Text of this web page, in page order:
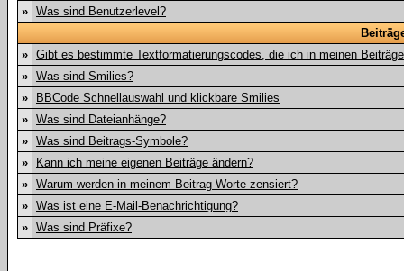
» Was sind Benutzerlevel?
» Gibt es bestimmte Textformatierungscodes, die ich in meinen
» Was sind Smilies?
»
BBCode Schnellauswahl und klickbare Smilies
» Was sind Dateianhänge?
» Was sind Beitrags-Symbole?
»
Kann ich meine eigenen Beiträge ändern?
» Warum werden in meinem Beitrag Worte zensiert?
» Was ist eine E-Mail-Benachrichtigung?
» Was sind Präfixe?